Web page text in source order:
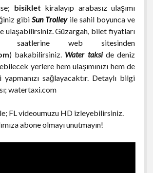
bisiklet kiralayıp arabasız ulaşımı
gibiSun Trolleyile sahil boyunca ve
ulaşabilirsiniz. Güzargah, bilet fiyatları
web sitesinden
) bakabilirsiniz. Water takside deniz
yerlere hem ulaşımınızı hem de
sağlayacaktır. Detaylı bilgi
watertaxi.com
FL videoumuzu HD izleyebilirsiniz.
abone olmayı unutmayın!